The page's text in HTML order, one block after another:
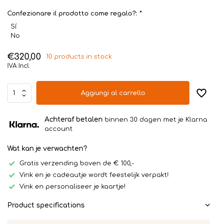
Confezionare il prodotto come regalo?: *
Sí
No
€320,00
10 products in stock
IVA Incl.
Aggiungi al carrello
Achteraf betalen binnen 30 dagen met je Klarna
account
Wat kan je verwachten?
Gratis verzending boven de € 100,-
Vink en je cadeautje wordt feestelijk verpakt!
Vink en personaliseer je kaartje!
Product specifications